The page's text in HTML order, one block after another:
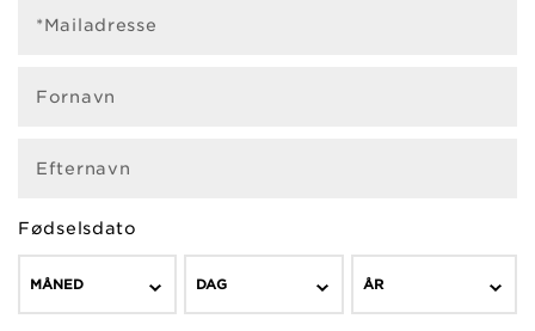
*Mailadresse
Fornavn
Efternavn
Fødselsdato
MÅNED DAG ÅR